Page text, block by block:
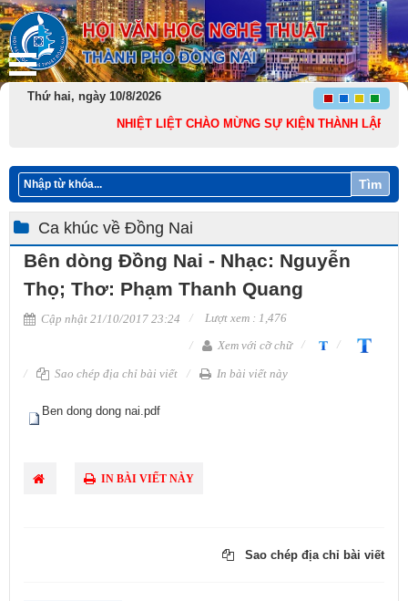
Thứ hai, ngày 10/8/2026
NHIỆT LIỆT CHÀO MỪNG SỰ KIỆN THÀNH LẬP
Tìm
Ca khúc về Đồng Nai
Bên dòng Đồng Nai - Nhạc: Nguyễn
Thọ; Thơ: Phạm Thanh Quang
Cập nhật 21/10/2017 23:24
Lượt xem : 1,476
Xem với cỡ chữ
Sao chép địa chỉ bài viết In bài viết này
Ben dong dong nai.pdf
IN BÀI VIẾT NÀY
Sao chép địa chỉ bài viết